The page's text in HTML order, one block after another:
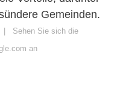
Gemeinden.
| Sehen Sie sich die
an